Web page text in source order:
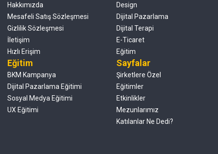
Hakkımızda
Mesafeli Satış Sözleşmesi
Gizlilik Sözleşmesi
İletişim
Hızlı Erişim
Design
Dijital Pazarlama
Dijital Terapi
E-Ticaret
Eğitim
Eğitim
BKM Kampanya
Dijital Pazarlama Eğitimi
Sosyal Medya Eğitimi
UX Eğitimi
Sayfalar
Şirketlere Özel
Eğitimler
Etkinlikler
Mezunlarımız
Katılanlar Ne Dedi?